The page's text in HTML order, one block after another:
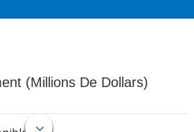
(Millions De Dollars)